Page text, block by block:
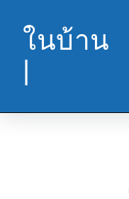
ในบ้าน
|